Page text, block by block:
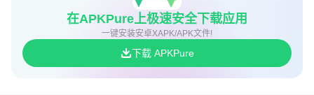
在APKPure上极速安全下载应用
一键安装安卓XAPK/APK文件!
下载 APKPure